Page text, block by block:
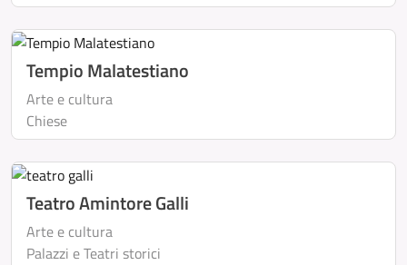
Tempio Malatestiano
Arte e cultura
Chiese
Teatro Amintore Galli
Arte e cultura
Palazzi e Teatri storici